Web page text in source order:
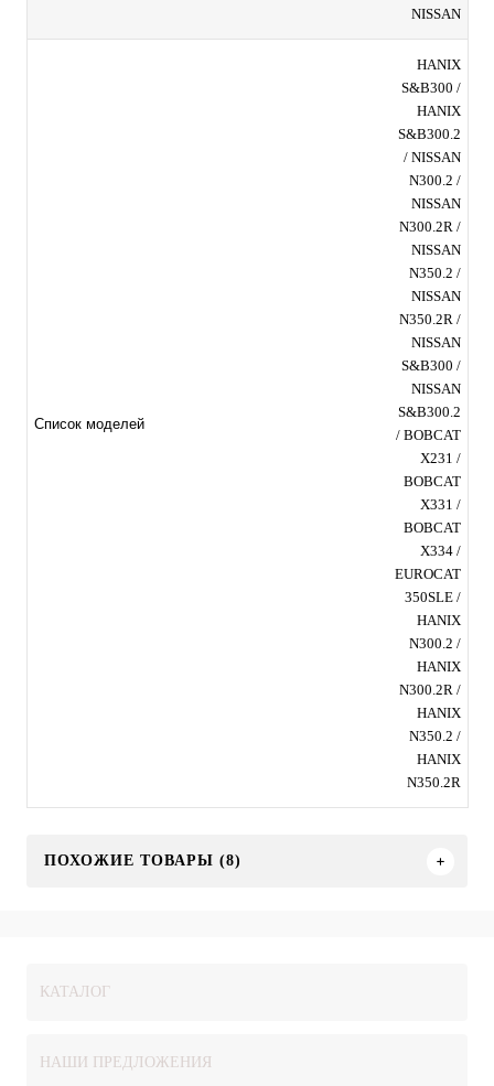
NISSAN
Список моделей
HANIX
S&B300 /
HANIX
S&B300.2
/ NISSAN
N300.2 /
NISSAN
N300.2R /
NISSAN
N350.2 /
NISSAN
N350.2R /
NISSAN
S&B300 /
NISSAN
S&B300.2
/ BOBCAT
X231 /
BOBCAT
X331 /
BOBCAT
X334 /
EUROCAT
350SLE /
HANIX
N300.2 /
HANIX
N300.2R /
HANIX
N350.2 /
HANIX
N350.2R
ПОХОЖИЕ ТОВАРЫ (8)
КАТАЛОГ
НАШИ ПРЕДЛОЖЕНИЯ